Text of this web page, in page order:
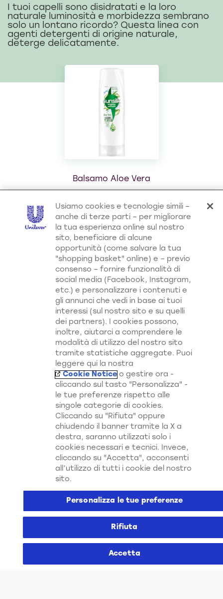
Scopri l'intera collezione!
I tuoi capelli sono disidratati e la loro
naturale luminosità e morbidezza sembrano
solo un lontano ricordo? Questa linea con
agenti detergenti di origine naturale,
deterge delicatamente.
Balsamo Aloe Vera
Scopri l'intera collezione!
Capelli secchi e sfibrati? Questa formula,
con bacche di Goji biologiche note per il loro
potere antiossidante, restituisce ai capelli la
loro naturale vitalità e brillantezza.
Bacche di Goji
Scopri di Più su Tutti i Nostri
Usiamo cookies e tecnologie simili –
anche di terze parti – per migliorare
la tua esperienza online sul nostro
sito, beneficiare di alcune
opportunità (come salvare la tua
"shopping basket" online) e – previo
consenso – fornire funzionalità di
social media (Facebook, Instagram,
etc.) e personalizzare i contenuti e
gli annunci che vedi in base ai tuoi
interessi (sul nostro sito e su quelli
dei partners). I cookies possono,
inoltre, aiutarci a comprendere le
modalità di utilizzo del nostro sito
tramite statistiche aggregate. Puoi
leggere qui la nostra
Cookie Noticeo gestire ora -
cliccando sul tasto "Personalizza" -
le tue preferenze rispetto alle
singole categorie di cookies.
Cliccando su "Rifiuta" oppure
chiudendo il banner tramite la X a
destra, saranno utilizzati solo i
cookies necessari e tecnici. Invece,
cliccando su "Accetta", acconsenti
all’utilizzo di tutti i cookie del nostro
sito.
Personalizza le tue preferenze
Rifiuta
Accetta